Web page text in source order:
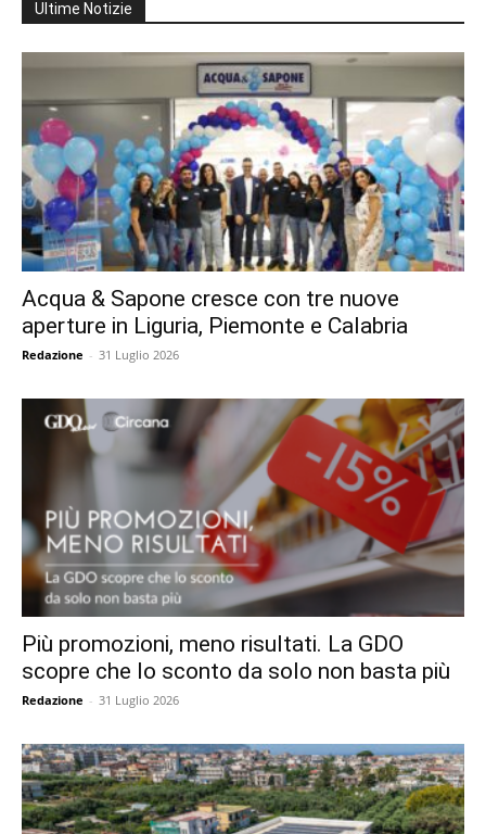
Ultime Notizie
Acqua & Sapone cresce con tre nuove
aperture in Liguria, Piemonte e Calabria
Redazione - 31 Luglio 2026
Più promozioni, meno risultati. La GDO
scopre che lo sconto da solo non basta più
Redazione - 31 Luglio 2026